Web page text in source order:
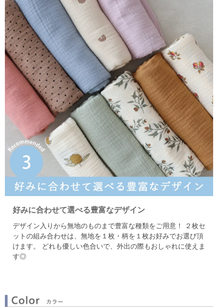
好みに合わせて選べる豊富なデザイン
デザイン入りから無地のものまで豊富な種類をご用意！
２枚セ
ットの組み合わせは、無地を１枚・柄を１枚お好みでお選び頂
けます。
どれも優しい色合いで、外出の際もおしゃれに使えま
す◎